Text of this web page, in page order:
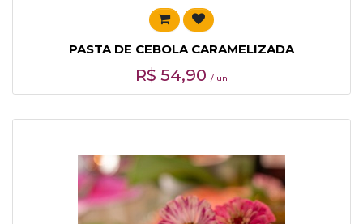
PASTA DE CEBOLA CARAMELIZADA
R$ 54,90 / un